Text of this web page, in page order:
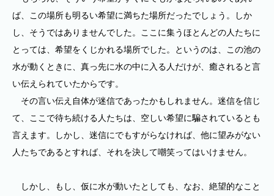
ば、この場所も明るい希望に満ちた場所だったでしょう。しか
し、そうではありませんでした。ここに集うほとんどの人たちに
とっては、希望をくじかれる場所でした。というのは、この池の
水が動くときに、真っ先に水の中に入る人だけが、癒されると言
い伝えられていたからです。
その言い伝え自体が迷信であったかもしれません。迷信を信じ
て、ここで待ち続ける人たちは、空しい希望に騙されているとも
言えます。しかし、迷信にでもすがらなければ、他に望みがない
人たちであるとすれば、それを決して嘲笑ってはいけません。
しかし、もし、仮に水が動いたとしても、なお、絶望的なこと